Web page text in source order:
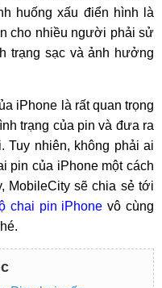
huống xấu điển hình là
cho nhiều người phải sử
trạng sạc và ảnh hưởng
iPhone là rất quan trọng
trạng của pin và đưa ra
Tuy nhiên, không phải ai
pin của iPhone một cách
MobileCity sẽ chia sẻ tới
chai pin iPhone vô cùng